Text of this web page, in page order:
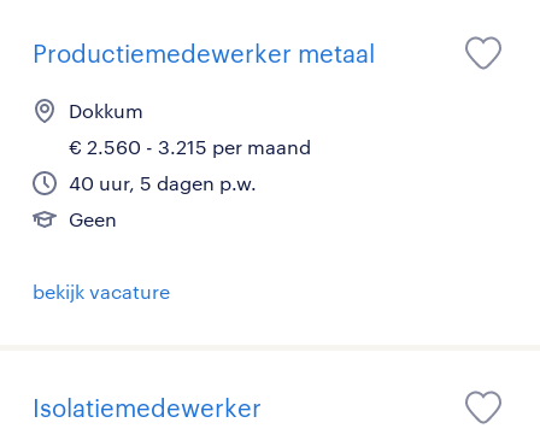
Productiemedewerker metaal
Dokkum
€ 2.560 - 3.215 per maand
40 uur, 5 dagen p.w.
Geen
bekijk vacature
Isolatiemedewerker